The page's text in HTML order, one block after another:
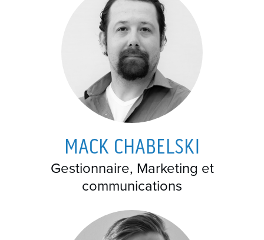
MACK CHABELSKI
Gestionnaire, Marketing et
communications